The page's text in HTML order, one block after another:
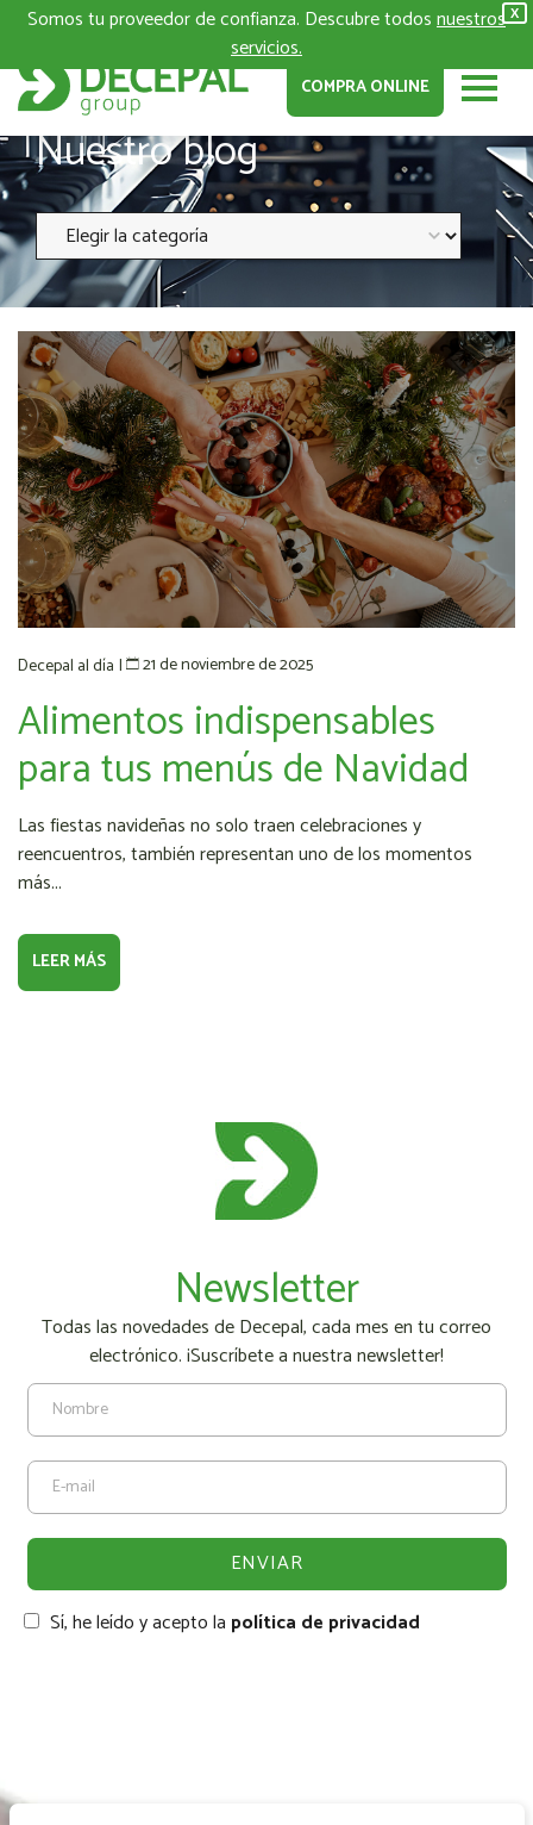
X
Somos tu proveedor de confianza. Descubre todosnuestros
servicios.
COMPRA ONLINE
Nuestro blog
Decepal al día | 21 de noviembre de 2025
Alimentos indispensables
para tus menús de Navidad
Las fiestas navideñas no solo traen celebraciones y
reencuentros, también representan uno de los momentos
más...
LEER MÁS
Newsletter
Todas las novedades de Decepal, cada mes en tu correo
electrónico. ¡Suscríbete a nuestra newsletter!
Sí, he leído y acepto la política de privacidad